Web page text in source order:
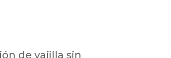
de vajilla sin